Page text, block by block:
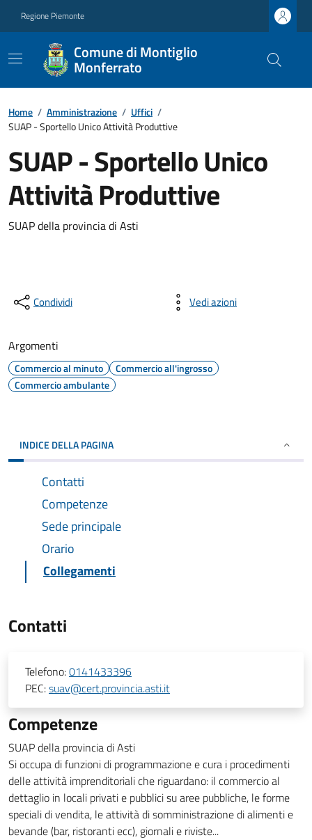
Regione Piemonte
Comune di Montiglio
Monferrato
Home / Amministrazione / Uffici /
SUAP - Sportello Unico Attività Produttive
SUAP - Sportello Unico
Attività Produttive
SUAP della provincia di Asti
Condividi Vedi azioni
Argomenti
Commercio al minuto
Commercio all'ingrosso
Commercio ambulante
INDICE DELLA PAGINA
Contatti
Competenze
Sede principale
Orario
Collegamenti
Contatti
Telefono:0141433396
PEC:suav@cert.provincia.asti.it
Competenze
SUAP della provincia di Asti
Si occupa di funzioni di programmazione e cura i procedimenti
delle attività imprenditoriali che riguardano: il commercio al
dettaglio in locali privati e pubblici su aree pubbliche, le forme
speciali di vendita, le attività di somministrazione di alimenti e
bevande (bar, ristoranti ecc), giornali e riviste...